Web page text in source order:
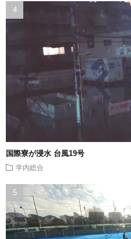
国際寮が浸水 台風19号
学内総合